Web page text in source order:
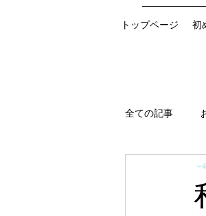
トップページ 初
全ての記事
「性」関係